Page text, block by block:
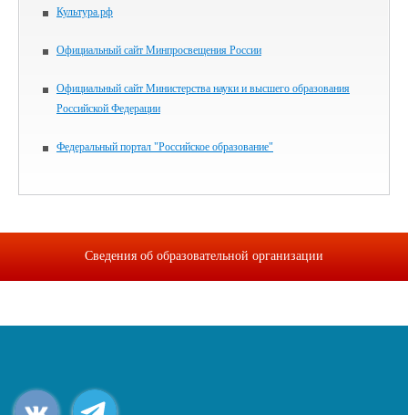
Культура.рф
Официальный сайт Минпросвещения России
Официальный сайт Министерства науки и высшего образования
Российской Федерации
Федеральный портал "Российское образование"
Сведения об образовательной организации